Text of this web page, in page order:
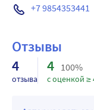
отвечающий за
сияние.
С течением
замедляется,
+7 9854353441
Отзывы
4
отзыва
4 100%
с оценкой ≥